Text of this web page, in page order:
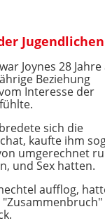
Joynes 28 Jahre
Beziehung
Interesse der
sich die
kaufte ihm
umgerechnet
und Sex hatten.
aufflog,